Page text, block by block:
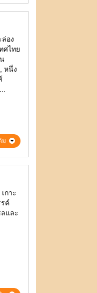
อง
ศไทย
หนึ่ง
ม
กาะ
ค์
ลและ